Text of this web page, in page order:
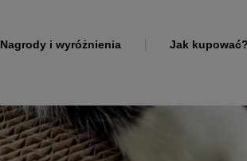
Nagrody i wyróżnienia Jak kupować?